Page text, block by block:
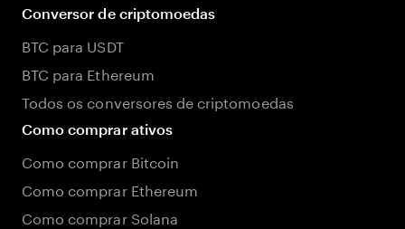
Conversor de criptomoedas
BTC para USDT
BTC para Ethereum
Todos os conversores de criptomoedas
Como comprar ativos
Como comprar Bitcoin
Como comprar Ethereum
Como comprar Solana